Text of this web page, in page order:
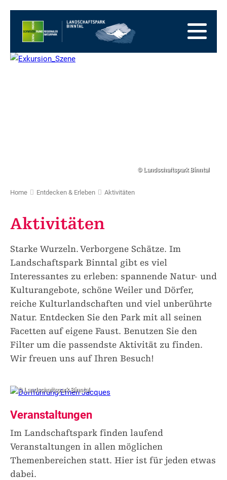
Startseite
Hauptnavigation
Fussbereich
Zur
© Landschaftspark Binntal
Home Entdecken & Erleben Aktivitäten
Aktivitäten
Starke Wurzeln. Verborgene Schätze. Im
Landschaftspark Binntal gibt es viel
Interessantes zu erleben: spannende Natur- und
Kulturangebote, schöne Weiler und Dörfer,
reiche Kulturlandschaften und viel unberührte
Natur. Entdecken Sie den Park mit all seinen
Facetten auf eigene Faust. Benutzen Sie den
Filter um die passendste Aktivität zu finden.
Wir freuen uns auf Ihren Besuch!
© Landschaftspark Binntal
Veranstaltungen
Im Landschaftspark finden laufend
Veranstaltungen in allen möglichen
Themenbereichen statt. Hier ist für jeden etwas
dabei.